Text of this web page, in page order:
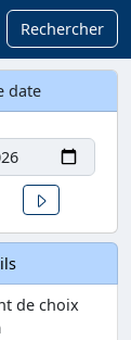
Rechercher
date
Date
jour avant
de choix